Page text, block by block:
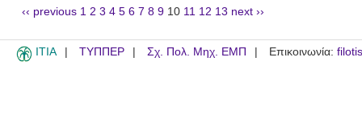
‹‹ previous 1 2 3 4 5 6 7 8 9 10 11 12 13 next ››
ITIA ΤΥΠΠΕΡ Σχ. Πολ. Μηχ. ΕΜΠ Επικοινωνία: